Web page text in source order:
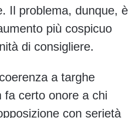
Il problema, dunque, è
più cospicuo
di consigliere.
a targhe
fa certo onore a chi
con serietà